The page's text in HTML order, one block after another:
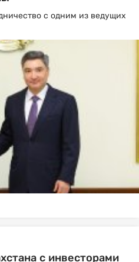
с одним из ведущих
с инвесторами